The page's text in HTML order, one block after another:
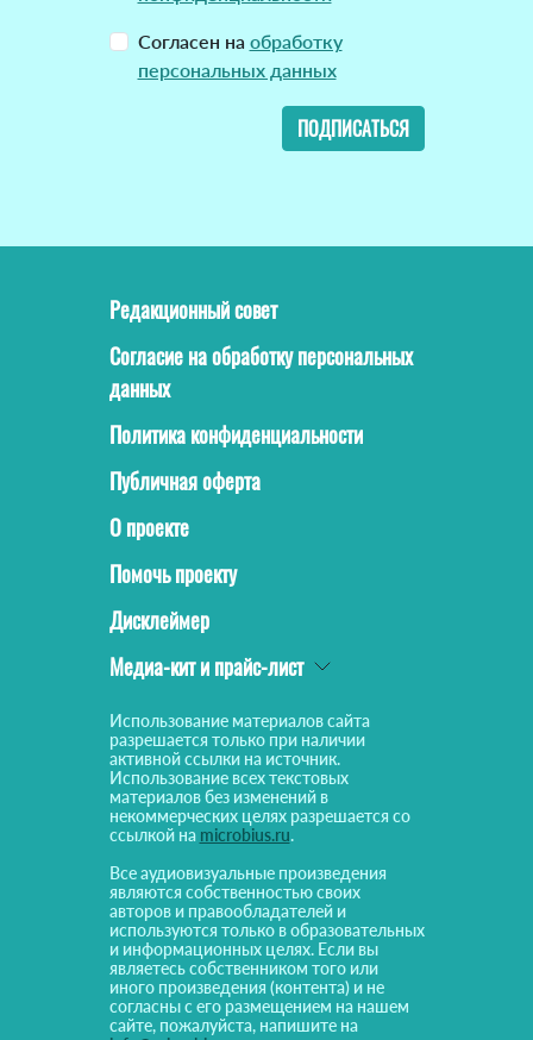
Согласен на обработку
персональных данных
ПОДПИСАТЬСЯ
Редакционный совет
Согласие на обработку персональных
данных
Политика конфиденциальности
Публичная оферта
О проекте
Помочь проекту
Дисклеймер
Медиа-кит и прайс-лист
Использование материалов сайта
разрешается только при наличии
активной ссылки на источник.
Использование всех текстовых
материалов без изменений в
некоммерческих целях разрешается со
ссылкой на microbius.ru.
Все аудиовизуальные произведения
являются собственностью своих
авторов и правообладателей и
используются только в образовательных
и информационных целях. Если вы
являетесь собственником того или
иного произведения (контента) и не
согласны с его размещением на нашем
сайте, пожалуйста, напишите на